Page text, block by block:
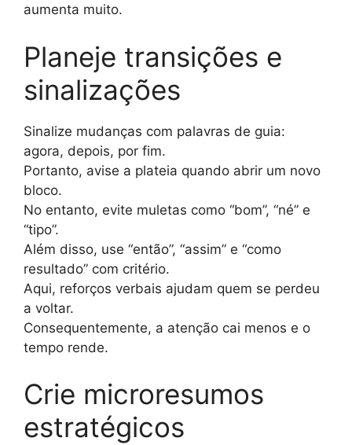
aumenta muito.
Planeje transições e
sinalizações
Sinalize mudanças com palavras de guia:
agora, depois, por fim.
Portanto, avise a plateia quando abrir um novo
bloco.
No entanto, evite muletas como “bom”, “né” e
“tipo”.
Além disso, use “então”, “assim” e “como
resultado” com critério.
Aqui, reforços verbais ajudam quem se perdeu
a voltar.
Consequentemente, a atenção cai menos e o
tempo rende.
Crie microresumos
estratégicos